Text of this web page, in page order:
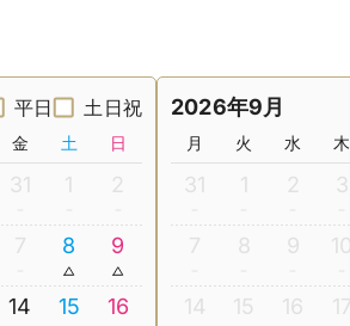
平日 土日祝
金 土 日
31 1 2
7 8 9
14 15 16
2026年9月
月 火 水 木
31 1 2 3
7 8 9 10
14 15 16 17